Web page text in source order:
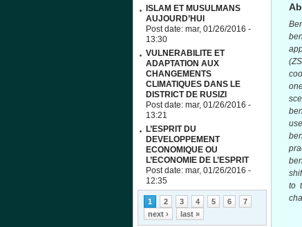
(
to
ISLAM ET MUSULMANS
AUJOURD’HUI
Post date: mar, 01/26/2016 -
13:30
VULNERABILITE ET
ADAPTATION AUX
CHANGEMENTS
CLIMATIQUES DANS LE
DISTRICT DE RUSIZI
Post date: mar, 01/26/2016 -
13:21
L’ESPRIT DU
DEVELOPPEMENT
ECONOMIQUE OU
L’ECONOMIE DE L’ESPRIT
Post date: mar, 01/26/2016 -
12:35
Pages
1 2 3 4 5 6
7
next ›
last »